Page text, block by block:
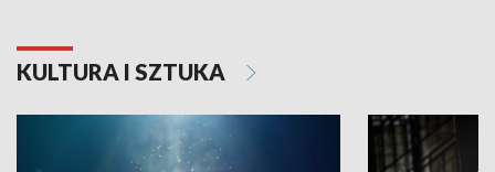
KULTURA I SZTUKA